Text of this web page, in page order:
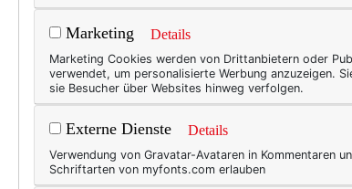
Marketing Details
Marketing Cookies werden von Drittanbietern oder
verwendet, um personalisierte Werbung anzuzeigen.
sie Besucher über Websites hinweg verfolgen.
Externe Dienste Details
Verwendung von Gravatar-Avataren in Kommentaren
Schriftarten von myfonts.com erlauben